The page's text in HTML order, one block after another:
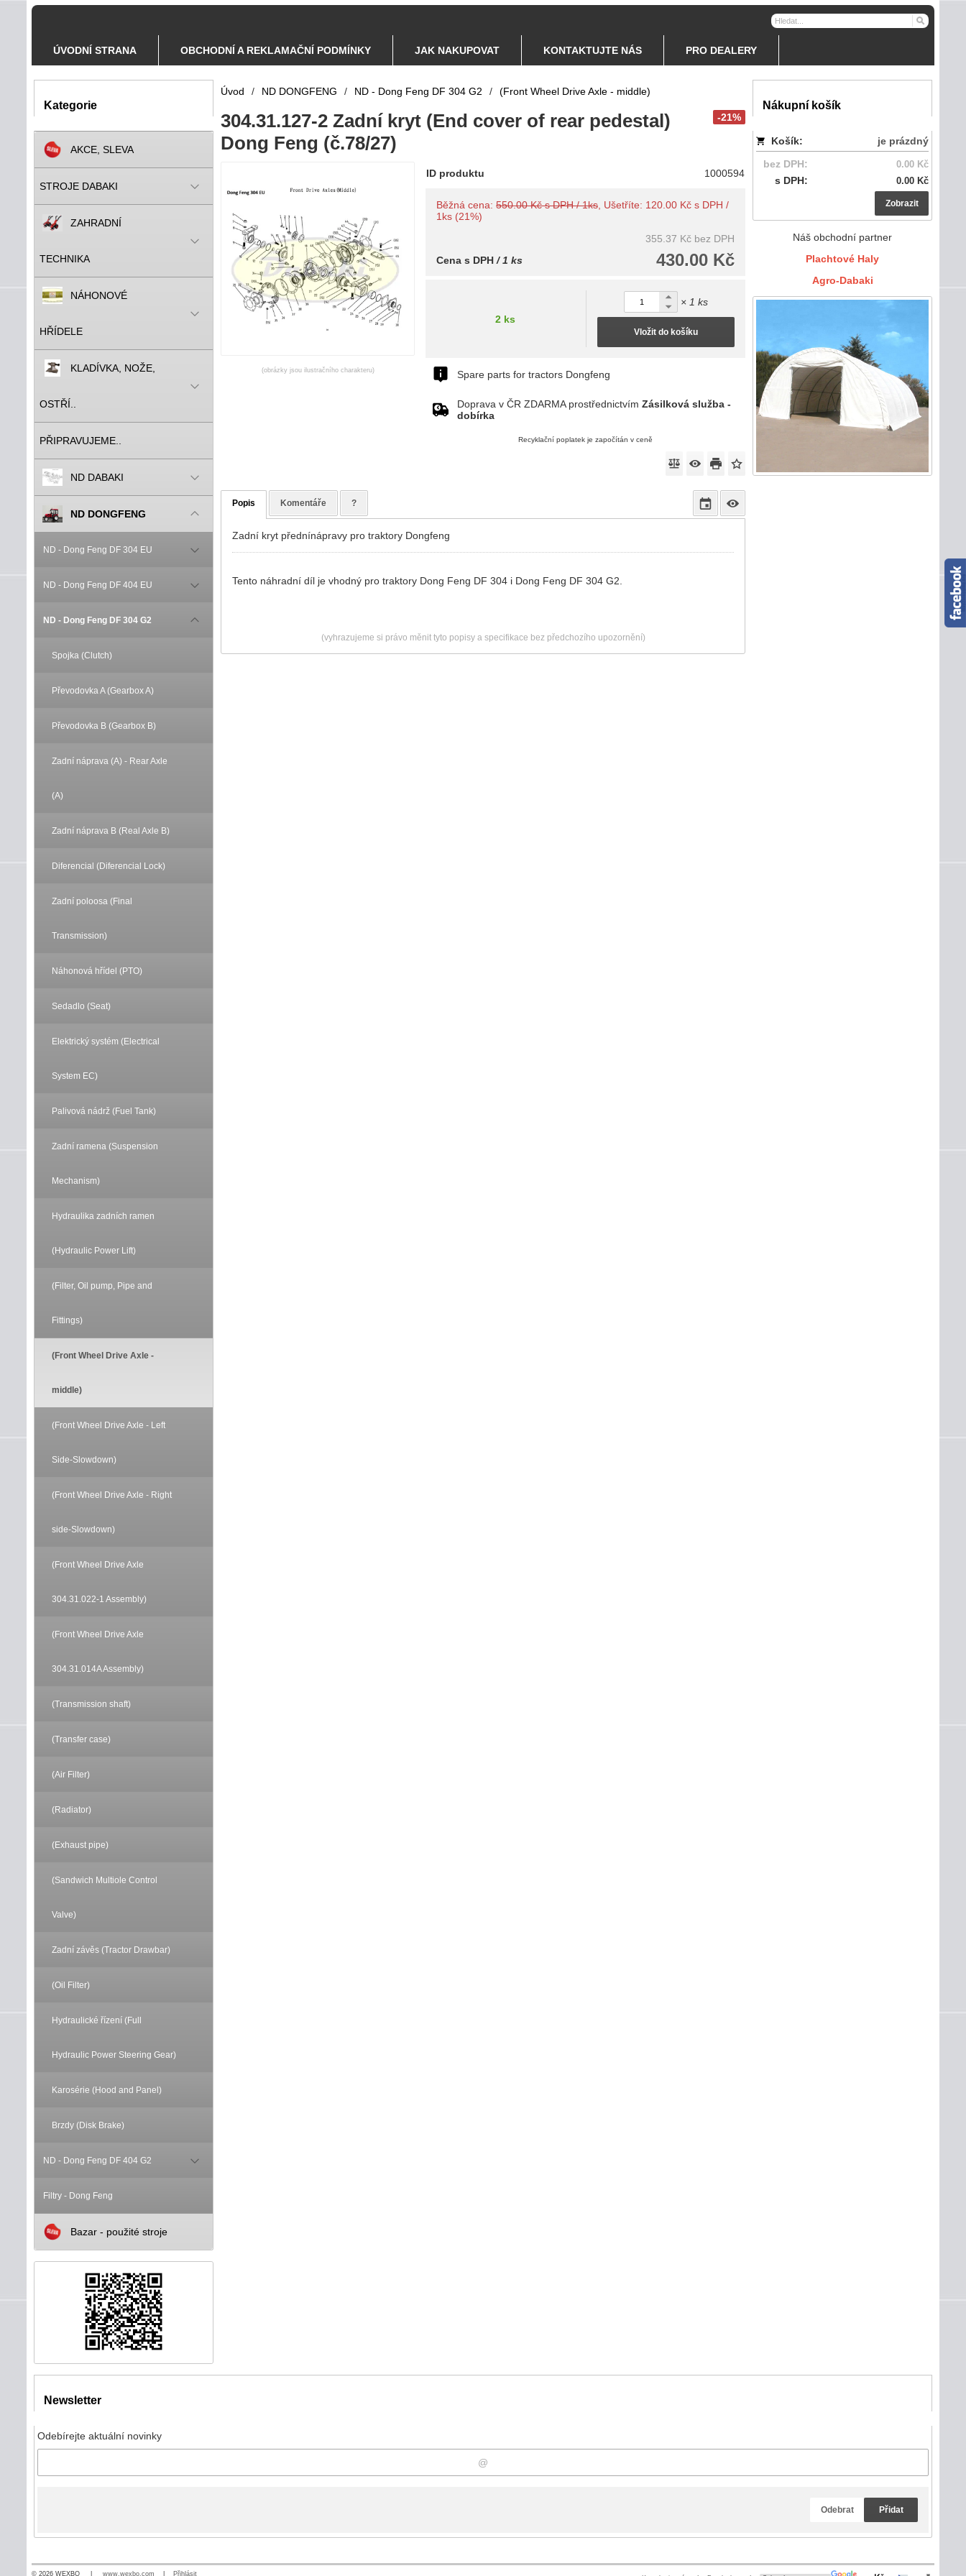
ÚVODNÍ STRANA OBCHODNÍ A REKLAMAČNÍ PODMÍNKY JAK NAKUPOVAT KONTAKTUJTE NÁS PRO DEALERY
Kategorie
AKCE, SLEVA
STROJE DABAKI
ZAHRADNÍ
TECHNIKA
NÁHONOVÉ
HŘÍDELE
KLADÍVKA, NOŽE,
OSTŘÍ..
PŘIPRAVUJEME..
ND DABAKI
ND DONGFENG
ND - Dong Feng DF 304 EU
ND - Dong Feng DF 404 EU
ND - Dong Feng DF 304 G2
Spojka (Clutch)
Převodovka A (Gearbox A)
Převodovka B (Gearbox B)
Zadní náprava (A) - Rear Axle
(A)
Zadní náprava B (Real Axle B)
Diferencial (Diferencial Lock)
Zadní poloosa (Final
Transmission)
Náhonová hřídel (PTO)
Sedadlo (Seat)
Elektrický systém (Electrical
System EC)
Palivová nádrž (Fuel Tank)
Zadní ramena (Suspension
Mechanism)
Hydraulika zadních ramen
(Hydraulic Power Lift)
(Filter, Oil pump, Pipe and
Fittings)
(Front Wheel Drive Axle -
middle)
(Front Wheel Drive Axle - Left
Side-Slowdown)
(Front Wheel Drive Axle - Right
side-Slowdown)
(Front Wheel Drive Axle
304.31.022-1 Assembly)
(Front Wheel Drive Axle
304.31.014A Assembly)
(Transmission shaft)
(Transfer case)
(Air Filter)
(Radiator)
(Exhaust pipe)
(Sandwich Multiole Control
Valve)
Zadní závěs (Tractor Drawbar)
(Oil Filter)
Hydraulické řízení (Full
Hydraulic Power Steering Gear)
Karosérie (Hood and Panel)
Brzdy (Disk Brake)
ND - Dong Feng DF 404 G2
Filtry - Dong Feng
Bazar - použité stroje
Nákupní košík
Košík:
je prázdný
bez DPH:
0.00 Kč
s DPH: 0.00 Kč
Zobrazit
Náš obchodní partner
Plachtové Haly
Agro-Dabaki
Úvod / ND DONGFENG / ND - Dong Feng DF 304 G2 / (Front Wheel Drive Axle - middle)
-21%
304.31.127-2 Zadní kryt (End cover of rear pedestal)
Dong Feng (č.78/27)
(obrázky jsou ilustračního charakteru)
ID produktu 1000594
Běžná cena: 550.00 Kč s DPH / 1ks , Ušetříte: 120.00 Kč s DPH /
1ks (21%)
355.37 Kč bez DPH
430.00 Kč
Cena s DPH / 1 ks
2 ks
× 1 ks
Vložit do košíku
Spare parts for tractors Dongfeng
Doprava v ČR ZDARMA prostřednictvím Zásilková služba -
dobírka
Recyklační poplatek je započítán v ceně
Popis Komentáře ?
Zadní kryt přednínápravy pro traktory Dongfeng
Tento náhradní díl je vhodný pro traktory Dong Feng DF 304 i Dong Feng DF 304 G2.
(vyhrazujeme si právo měnit tyto popisy a specifikace bez předchozího upozornění)
Newsletter
Odebírejte aktuální novinky
Odebrat Přidat
© 2026 WEXBO | www.wexbo.com Přihlásit